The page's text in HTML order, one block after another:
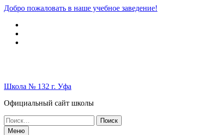
Перейти
содержимому
Добро пожаловать в наше учебное заведение!
Школа № 132 г. Уфа
Официальный сайт школы
Поиск
по:Меню